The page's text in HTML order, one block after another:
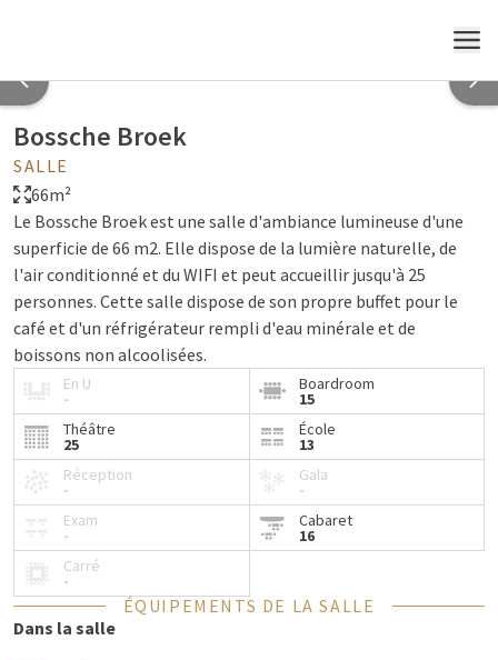
MENU
Bossche Broek
SALLE
66m²
Le Bossche Broek est une salle d'ambiance lumineuse d'une
superficie de 66 m2. Elle dispose de la lumière naturelle, de
l'air conditionné et du WIFI et peut accueillir jusqu'à 25
personnes. Cette salle dispose de son propre buffet pour le
café et d'un réfrigérateur rempli d'eau minérale et de
boissons non alcoolisées.
En U
-
Boardroom
15
Théâtre
25
École
13
Réception
-
Gala
-
Exam
-
Cabaret
16
Carré
-
ÉQUIPEMENTS DE LA SALLE
Dans la salle